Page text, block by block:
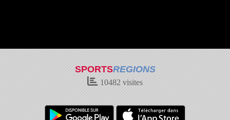
SPORTSREGIONS
10482 visites